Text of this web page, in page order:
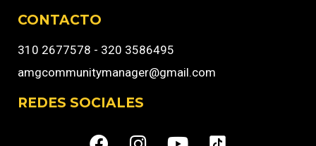
CONTACTO
310 2677578 - 320 3586495
amgcommunitymanager@gmail.com
REDES SOCIALES